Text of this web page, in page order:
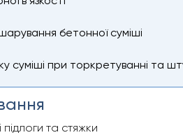
бетонної суміші
суміші при торкретуванні та
та стяжки